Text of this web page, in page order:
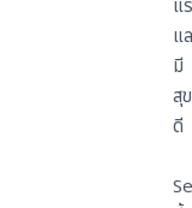
แ
แ
มี
สุ
ดี